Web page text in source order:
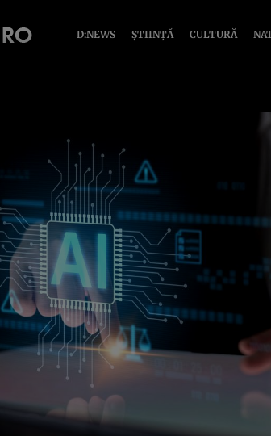
D:NEWS ȘTIINȚĂ CULTURĂ